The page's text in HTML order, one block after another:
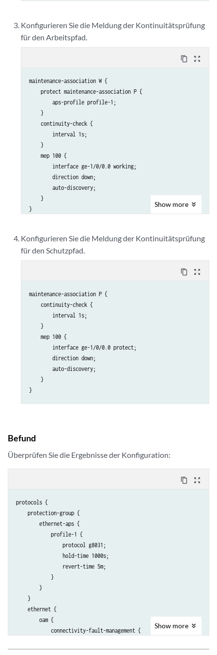
Konfigurieren Sie die Meldung der Kontinuitätsprüfung
für den Arbeitspfad.
content_copy zoom_out_map
maintenance-association W {
    protect maintenance-association P {
        aps-profile profile-1;
    }
    continuity-check {
        interval 1s;
    }
    mep 100 {
        interface ge-1/0/0.0 working;
        direction down;
        auto-discovery;
    }
Show more
Konfigurieren Sie die Meldung der Kontinuitätsprüfung
für den Schutzpfad.
content_copy zoom_out_map
maintenance-association P {
    continuity-check {
        interval 1s;
    }
    mep 100 {
        interface ge-1/0/0.0 protect;
        direction down;
        auto-discovery;
    }
Befund
Überprüfen Sie die Ergebnisse der Konfiguration:
content_copy zoom_out_map
protocols {
    protection-group {
        ethernet-aps {
            profile-1 {
                protocol g8031;
                hold-time 1000s;
                revert-time 5m;
            }
        }
    }
    ethernet {
        oam {
            connectivity-fault-management {
                    level 5;
Show more